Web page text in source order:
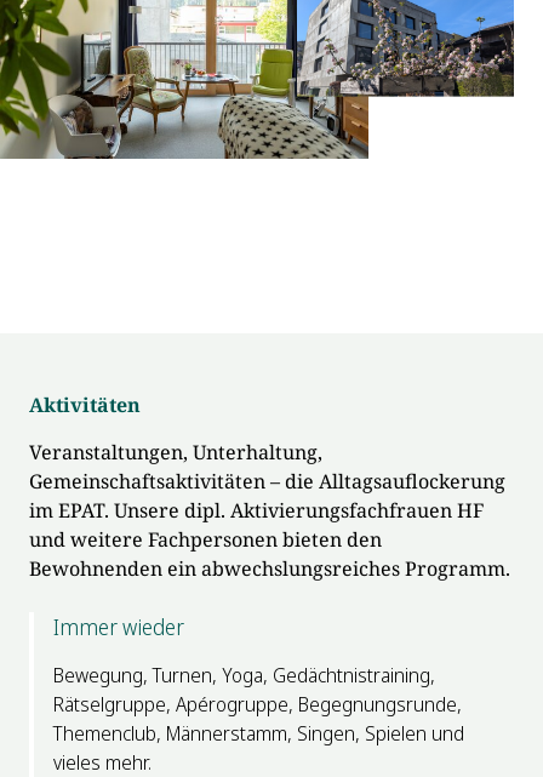
Aktivitäten
Veranstaltungen, Unterhaltung,
Gemeinschaftsaktivitäten – die Alltagsauflockerung
im EPAT. Unsere dipl. Aktivierungsfachfrauen HF
und weitere Fachpersonen bieten den
Bewohnenden ein abwechslungsreiches Programm.
Immer wieder
Bewegung, Turnen, Yoga, Gedächtnistraining,
Rätselgruppe, Apérogruppe, Begegnungsrunde,
Themenclub, Männerstamm, Singen, Spielen und
vieles mehr.